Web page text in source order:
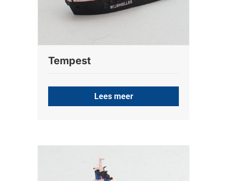
Tempest
Lees meer